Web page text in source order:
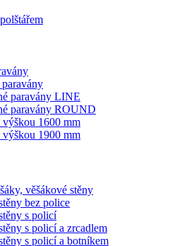
paravány LINE
paravány ROUND
výškou 1600 mm
výškou 1900 mm
věšákové stěny
bez police
s policí
s policí a zrcadlem
s policí a botníkem